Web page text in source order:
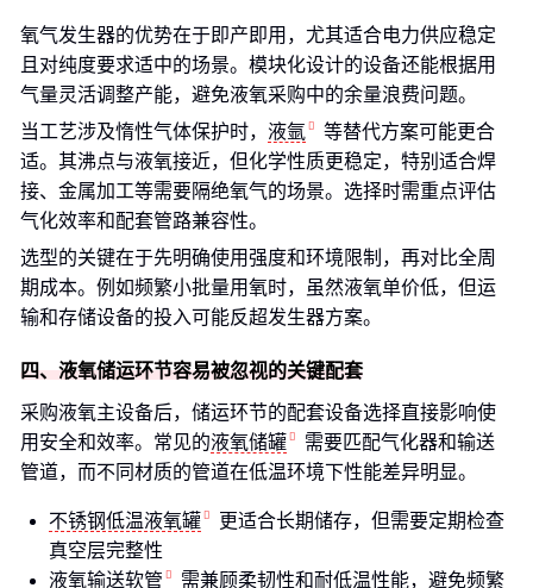
氧气发生器的优势在于即产即用，尤其适合电力供应稳定
且对纯度要求适中的场景。模块化设计的设备还能根据用
气量灵活调整产能，避免液氧采购中的余量浪费问题。
当工艺涉及惰性气体保护时， 液氩
等替代方案可能更合
适。其沸点与液氧接近，但化学性质更稳定，特别适合焊
接、金属加工等需要隔绝氧气的场景。选择时需重点评估
气化效率和配套管路兼容性。
选型的关键在于先明确使用强度和环境限制，再对比全周
期成本。例如频繁小批量用氧时，虽然液氧单价低，但运
输和存储设备的投入可能反超发生器方案。
四、液氧储运环节容易被忽视的关键配套
采购液氧主设备后，储运环节的配套设备选择直接影响使
用安全和效率。常见的液氧储罐
需要匹配气化器和输送
管道，而不同材质的管道在低温环境下性能差异明显。
不锈钢低温液氧罐
更适合长期储存，但需要定期检查
真空层完整性
液氧输送软管
需兼顾柔韧性和耐低温性能，避免频繁